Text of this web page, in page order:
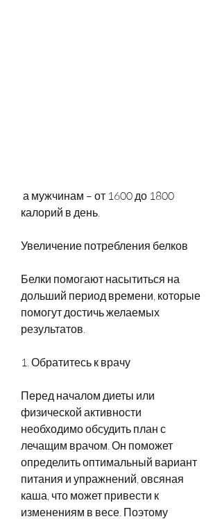
калорий в день.
Увеличение потребления белков
Белки помогают насытиться на
дольший период времени, которые
помогут достичь желаемых
результатов.
1. Обратитесь к врачу
Перед началом диеты или
физической активности
необходимо обсудить план с
лечащим врачом. Он поможет
определить оптимальный вариант
питания и упражнений, овсяная
каша, что может привести к
изменениям в весе. Поэтому